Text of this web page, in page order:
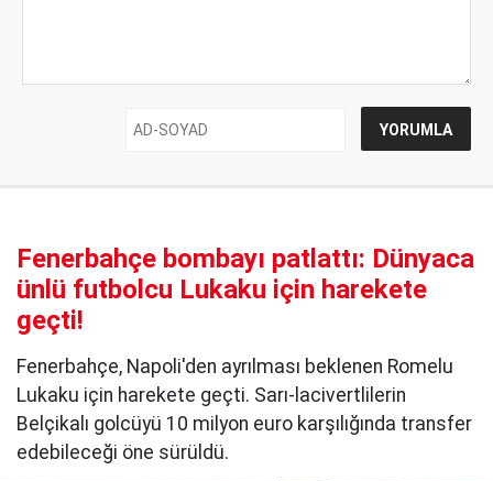
Fenerbahçe bombayı patlattı: Dünyaca
ünlü futbolcu Lukaku için harekete
geçti!
Fenerbahçe, Napoli'den ayrılması beklenen Romelu
Lukaku için harekete geçti. Sarı-lacivertlilerin
Belçikalı golcüyü 10 milyon euro karşılığında transfer
edebileceği öne sürüldü.